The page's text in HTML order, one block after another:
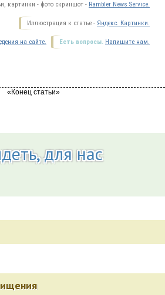
картинки - фото скриншот - Rambler News Service.
Иллюстрация к статье - Яндекс. Картинки.
Есть вопросы. Напишите нам.
на сайте.
для нас